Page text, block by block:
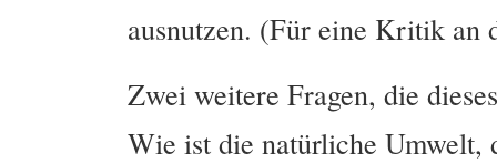
ausnutzen. (Für eine Kritik an
Zwei weitere Fragen, die
Wie ist die natürliche Umwelt,